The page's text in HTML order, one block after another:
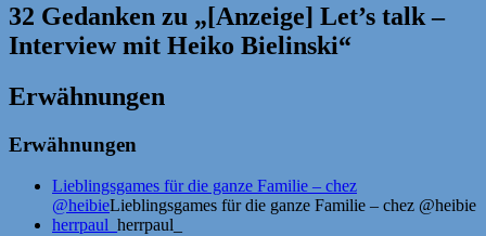
32 Gedanken zu „[Anzeige] Let’s talk –
Interview mit Heiko Bielinski“
Erwähnungen
Erwähnungen
Lieblingsgames für die ganze Familie – chez
@heibieLieblingsgames für die ganze Familie – chez @heibie
herrpaul_ herrpaul_